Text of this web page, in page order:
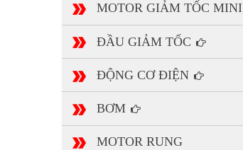
MOTOR GIẢM TỐC MINI
ĐẦU GIẢM TỐC
ĐỘNG CƠ ĐIỆN
BƠM
MOTOR RUNG